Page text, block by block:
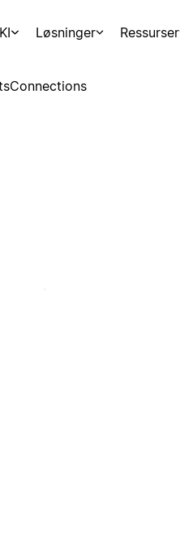
KI Løsninger Ressurser
Connections